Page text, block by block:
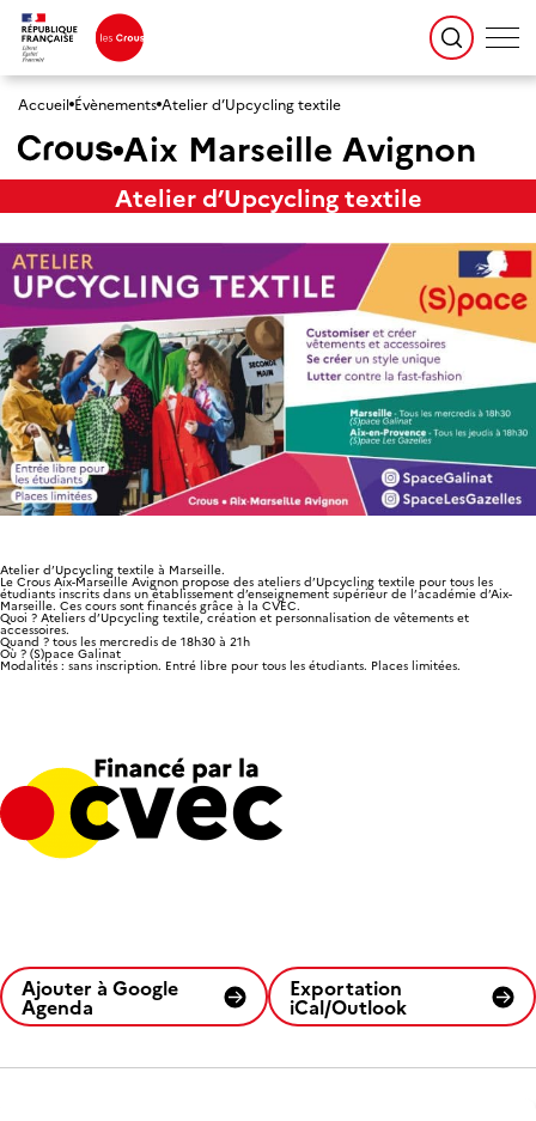
Accueil Évènements Atelier d’Upcycling textile
Aix Marseille Avignon
Atelier d’Upcycling textile
Atelier d’Upcycling textile à Marseille.
Le Crous Aix-Marseille Avignon propose des ateliers d’Upcycling textile pour tous les
étudiants inscrits dans un établissement d’enseignement supérieur de l’académie d’Aix-
Marseille. Ces cours sont financés grâce à la CVEC.
Quoi ? Ateliers d’Upcycling textile, création et personnalisation de vêtements et
accessoires.
Quand ? tous les mercredis de 18h30 à 21h
Où ? (S)pace Galinat
Modalités : sans inscription. Entré libre pour tous les étudiants. Places limitées.
Ajouter à Google
Agenda
Exportation
iCal/Outlook